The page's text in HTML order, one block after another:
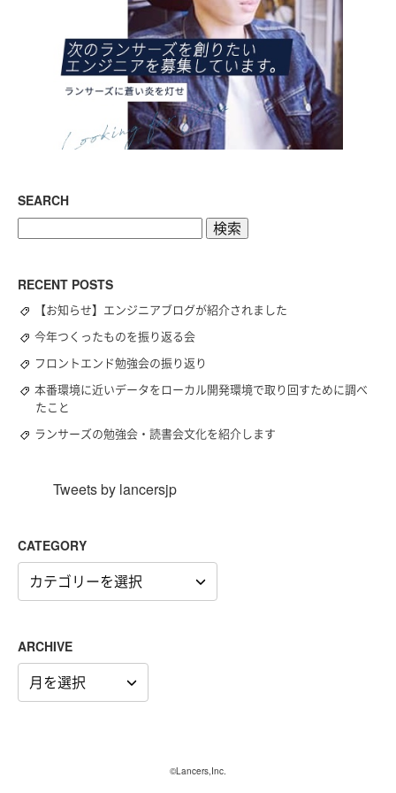
SEARCH
RECENT POSTS
【お知らせ】エンジニアブログが紹介されました
今年つくったものを振り返る会
フロントエンド勉強会の振り返り
本番環境に近いデータをローカル開発環境で取り回すために調べ
たこと
ランサーズの勉強会・読書会文化を紹介します
Tweets by lancersjp
CATEGORY
CATEGORY
ARCHIVE
ARCHIVE
©Lancers,Inc.